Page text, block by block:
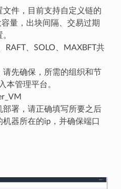
文件，目前支持自定义链的
量，出块间隔、交易过期
RAFT、SOLO、MAXBFT共
请先确保，所需的组织和节
本管理平台。
部署，请正确填写所要之后
器所在的ip，并确保端口